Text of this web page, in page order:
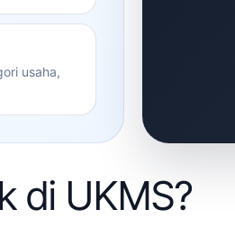
usaha,
di UKMS?